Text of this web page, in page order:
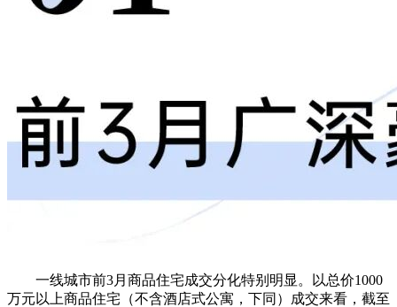
一线城市前3月商品住宅成交分化特别明显。以总价1000
万元以上商品住宅（不含酒店式公寓，下同）成交来看，截至